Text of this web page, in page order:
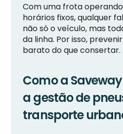
Com uma frota
horários fixos, qualquer
não só o veículo, mas
da linha. Por isso,
barato do que consertar.
Como a
a gestão de
transporte